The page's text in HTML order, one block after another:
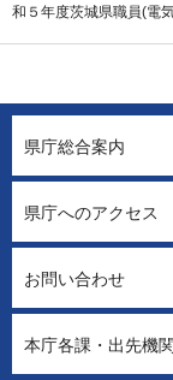
和５年度茨城県職員(電
県庁総合案内
県庁へのアクセス
お問い合わせ
本庁各課・出先機関